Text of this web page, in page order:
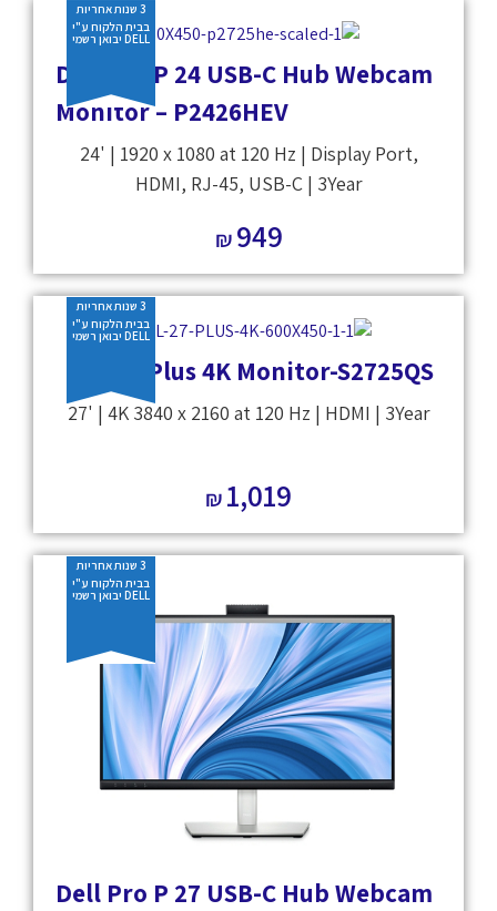
בבית הלקוח ע"י
DELL יבואן רשמי
Dell Pro P 24 USB-C Hub Webcam
Monitor – P2426HEV
24' | 1920 x 1080 at 120 Hz | Display Port,
HDMI, RJ-45, USB-C | 3Year
₪949
בבית הלקוח ע"י
DELL יבואן רשמי
Dell 27 Plus 4K Monitor-S2725QS
27' | 4K 3840 x 2160 at 120 Hz | HDMI | 3Year
₪1,019
בבית הלקוח ע"י
Dell Pro P 27 USB-C Hub Webcam